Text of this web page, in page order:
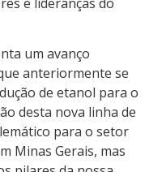
um avanço
anteriormente se
de etanol para o
desta nova linha de
para o setor
Minas Gerais, mas